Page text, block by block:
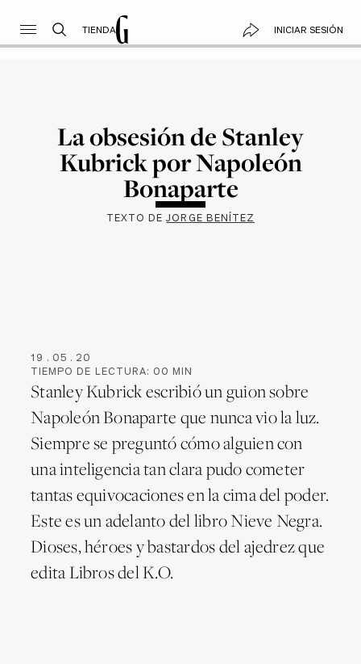
TIENDA INICIAR SESIÓN
La obsesión de Stanley
Kubrick por Napoleón
Bonaparte
TEXTO DEJORGE BENÍTEZ
19 . 05 . 20
TIEMPO DE LECTURA: 00 MIN
Stanley Kubrick escribió un guion sobre
Napoleón Bonaparte que nunca vio la luz.
Siempre se preguntó cómo alguien con
una inteligencia tan clara pudo cometer
tantas equivocaciones en la cima del poder.
Este es un adelanto del libro Nieve Negra.
Dioses, héroes y bastardos del ajedrez que
edita Libros del K.O.